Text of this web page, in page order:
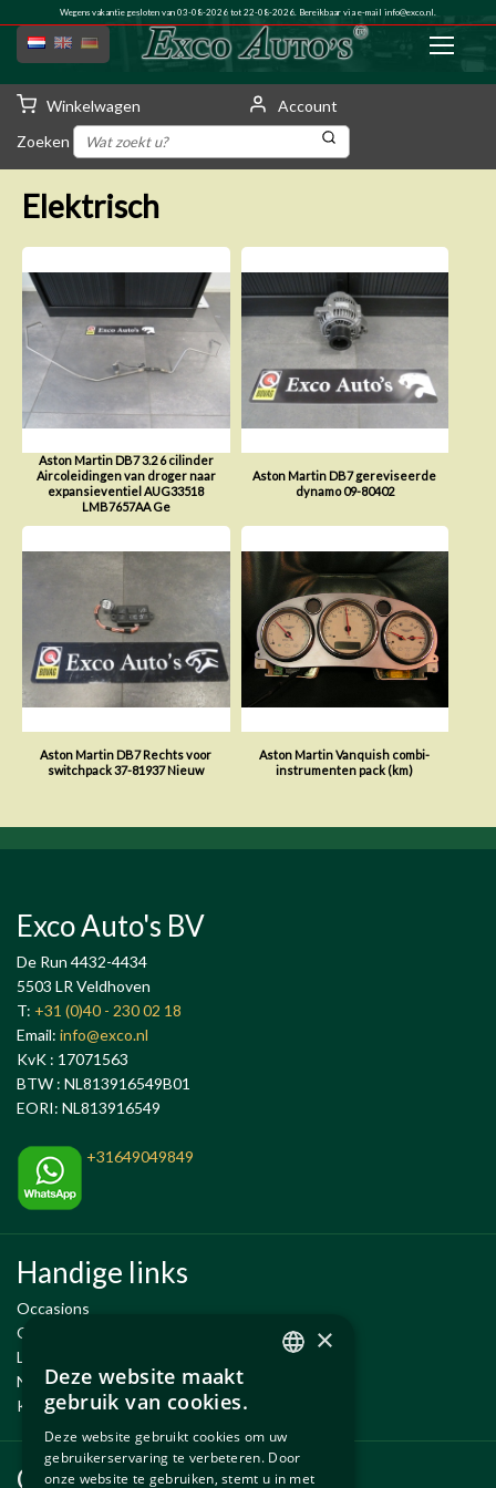
Wegens vakantie gesloten van 03-08-2026 tot 22-08-2026. Bereikbaar via e-mail info@exco.nl.
Winkelwagen
Account
Zoeken
Elektrisch
Aston Martin DB7 3.2 6 cilinder
Aircoleidingen van droger naar
expansieventiel AUG33518
LMB7657AA Ge
Aston Martin DB7 gereviseerde
dynamo 09-80402
Aston Martin DB7 Rechts voor
switchpack 37-81937 Nieuw
Aston Martin Vanquish combi-
instrumenten pack (km)
Exco Auto's BV
De Run 4432-4434
5503 LR Veldhoven
T: +31 (0)40 - 230 02 18
Email: info@exco.nl
KvK : 17071563
BTW : NL813916549B01
EORI: NL813916549
+31649049849
Handige links
Occasions
Onderhoud en Reparatie
Leenauto tijdens onderhoud
Nieuwe en gebruikte onderdelen
Kennisbank
Onderdelen
×
Deze website maakt
gebruik van cookies.
Deze website gebruikt cookies om uw
gebruikerservaring te verbeteren. Door
onze website te gebruiken, stemt u in met